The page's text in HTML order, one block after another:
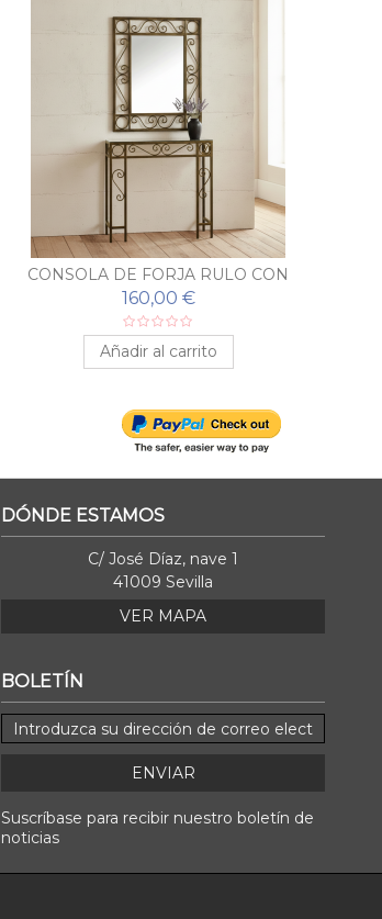
CONSOLA DE FORJA RULO CON
ESPEJO A JUEGO
160,00 €
Añadir al carrito
DÓNDE ESTAMOS
C/ José Díaz, nave 1
41009 Sevilla
VER MAPA
BOLETÍN
ENVIAR
Suscríbase para recibir nuestro boletín de
noticias